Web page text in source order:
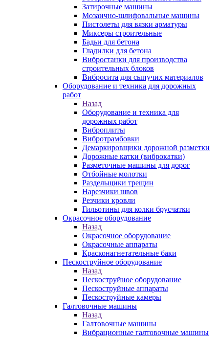
Затирочные машины
Мозаично-шлифовальные машины
Пистолеты для вязки арматуры
Миксеры строительные
Бадьи для бетона
Гладилки для бетона
Вибростанки для производства
строительных блоков
Вибросита для сыпучих материалов
Оборудование и техника для дорожных
работ
Назад
Оборудование и техника для
дорожных работ
Виброплиты
Вибротрамбовки
Демаркировщики дорожной разметки
Дорожные катки (виброкатки)
Разметочные машины для дорог
Отбойные молотки
Раздельщики трещин
Нарезчики швов
Резчики кровли
Гильотины для колки брусчатки
Окрасочное оборудование
Назад
Окрасочное оборудование
Окрасочные аппараты
Красконагнетательные баки
Пескоструйное оборудование
Назад
Пескоструйное оборудование
Пескоструйные аппараты
Пескоструйные камеры
Галтовочные машины
Назад
Галтовочные машины
Вибрационные галтовочные машины